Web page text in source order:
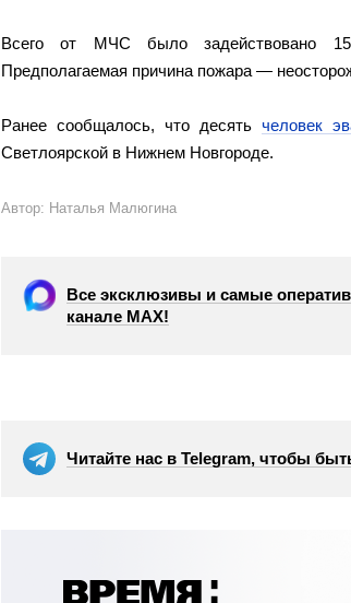
Всего от МЧС было задействовано
Предполагаемая причина пожара —
Ранее сообщалось, что десять человек
Светлоярской в Нижнем Новгороде.
Автор: Наталья Малюгина
Все эксклюзивы и самые
канале МАХ!
Читайте нас в Telegram, чтобы